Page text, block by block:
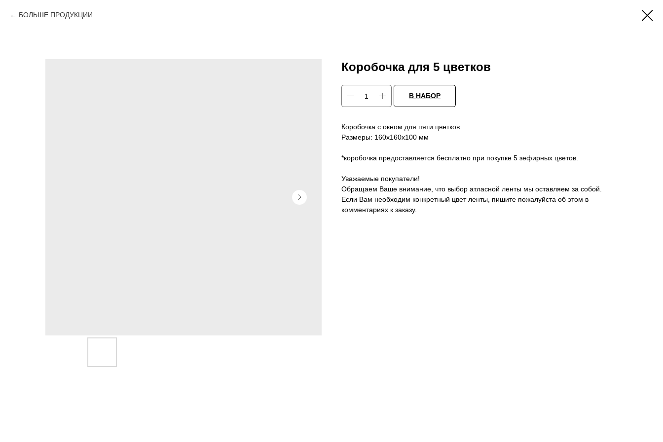
БОЛЬШЕ ПРОДУКЦИИ
Коробочка для 5 цветков
В НАБОР
Коробочка с окном для пяти цветков.
Размеры: 160х160х100 мм
*коробочка предоставляется бесплатно при покупке 5 зефирных цветов.
Уважаемые покупатели!
Обращаем Ваше внимание, что выбор атласной ленты мы оставляем за собой.
Если Вам необходим конкретный цвет ленты, пишите пожалуйста об этом в
комментариях к заказу.